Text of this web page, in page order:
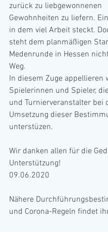
zurück zu liebgewonnenen
Gewohnheiten zu liefern.
in dem viel Arbeit steckt.
steht dem planmäßigen
Medenrunde in Hessen
Weg.
In diesem Zuge appellieren
Spielerinnen und Spieler,
und Turnierveranstalter bei
Umsetzung dieser
unterstüzen.
Wir danken allen für die
Unterstützung!
09.06.2020
Nähere
und Corona-Regeln findet